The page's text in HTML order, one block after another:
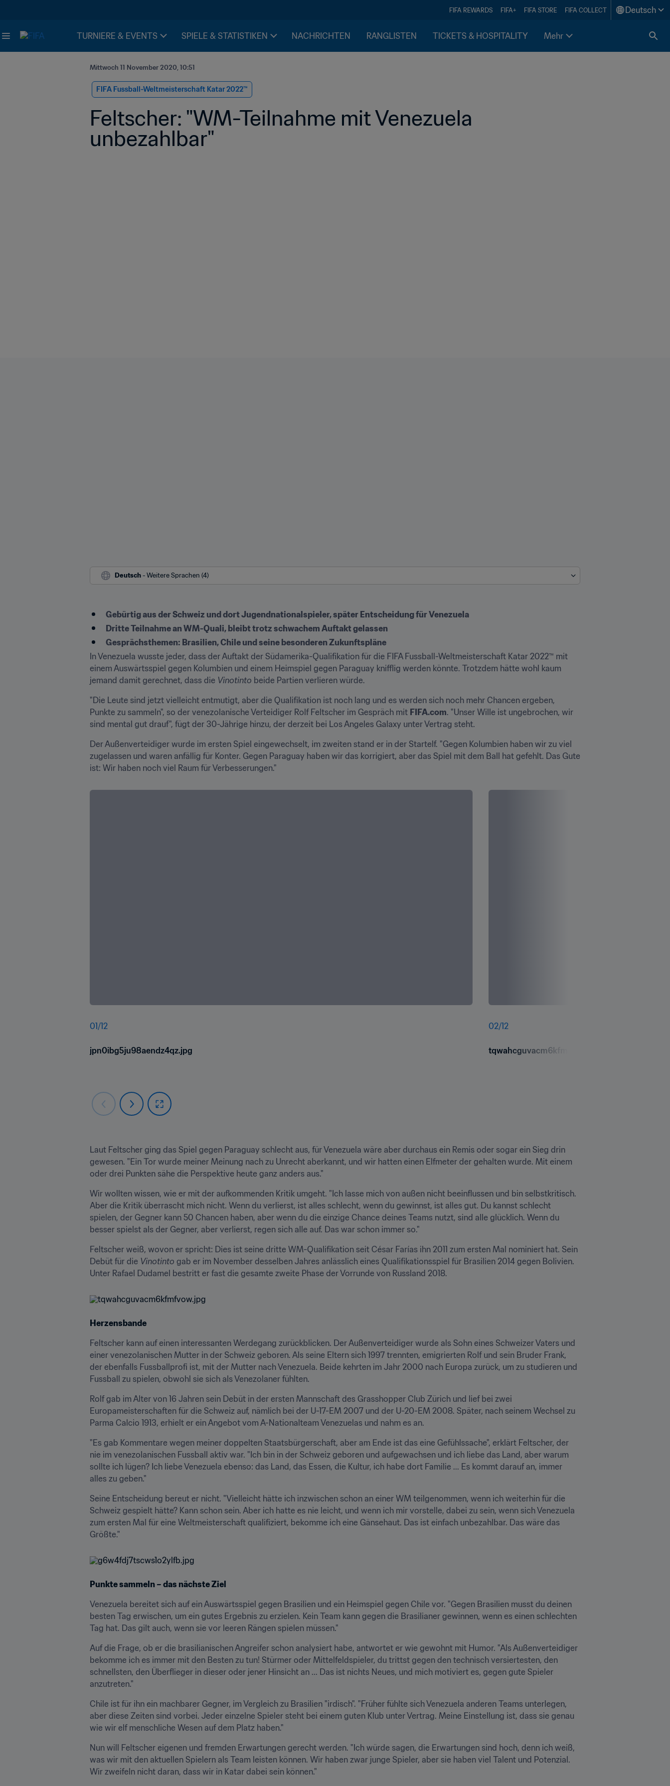
FIFA REWARDS FIFA+ FIFA STORE FIFA COLLECT Deutsch
TURNIERE & EVENTS SPIELE & STATISTIKEN NACHRICHTEN RANGLISTEN TICKETS & HOSPITALITY Mehr
Mittwoch 11 November 2020, 10:51
FIFA Fussball-Weltmeisterschaft Katar 2022™
Feltscher: "WM-Teilnahme mit Venezuela
unbezahlbar"
Deutsch - Weitere Sprachen (4)
Gebürtig aus der Schweiz und dort Jugendnationalspieler, später Entscheidung für Venezuela
Dritte Teilnahme an WM-Quali, bleibt trotz schwachem Auftakt gelassen
Gesprächsthemen: Brasilien, Chile und seine besonderen Zukunftspläne
In Venezuela wusste jeder, dass der Auftakt der Südamerika-Qualifikation für die FIFA Fussball-Weltmeisterschaft Katar 2022™ mit
einem Auswärtsspiel gegen Kolumbien und einem Heimspiel gegen Paraguay knifflig werden könnte. Trotzdem hätte wohl kaum
jemand damit gerechnet, dass die Vinotinto beide Partien verlieren würde.
"Die Leute sind jetzt vielleicht entmutigt, aber die Qualifikation ist noch lang und es werden sich noch mehr Chancen ergeben,
Punkte zu sammeln", so der venezolanische Verteidiger Rolf Feltscher im Gespräch mit FIFA.com. "Unser Wille ist ungebrochen, wir
sind mental gut drauf", fügt der 30-Jährige hinzu, der derzeit bei Los Angeles Galaxy unter Vertrag steht.
Der Außenverteidiger wurde im ersten Spiel eingewechselt, im zweiten stand er in der Startelf. "Gegen Kolumbien haben wir zu viel
zugelassen und waren anfällig für Konter. Gegen Paraguay haben wir das korrigiert, aber das Spiel mit dem Ball hat gefehlt. Das Gute
ist: Wir haben noch viel Raum für Verbesserungen."
01/12
jpn0ibg5ju98aendz4qz.jpg
02/12
tqwahcguvacm6kfmfvow.jpg
Laut Feltscher ging das Spiel gegen Paraguay schlecht aus, für Venezuela wäre aber durchaus ein Remis oder sogar ein Sieg drin
gewesen. "Ein Tor wurde meiner Meinung nach zu Unrecht aberkannt, und wir hatten einen Elfmeter der gehalten wurde. Mit einem
oder drei Punkten sähe die Perspektive heute ganz anders aus."
Wir wollten wissen, wie er mit der aufkommenden Kritik umgeht. "Ich lasse mich von außen nicht beeinflussen und bin selbstkritisch.
Aber die Kritik überrascht mich nicht. Wenn du verlierst, ist alles schlecht, wenn du gewinnst, ist alles gut. Du kannst schlecht
spielen, der Gegner kann 50 Chancen haben, aber wenn du die einzige Chance deines Teams nutzt, sind alle glücklich. Wenn du
besser spielst als der Gegner, aber verlierst, regen sich alle auf. Das war schon immer so."
Feltscher weiß, wovon er spricht: Dies ist seine dritte WM-Qualifikation seit César Farías ihn 2011 zum ersten Mal nominiert hat. Sein
Debüt für die Vinotinto gab er im November desselben Jahres anlässlich eines Qualifikationsspiel für Brasilien 2014 gegen Bolivien.
Unter Rafael Dudamel bestritt er fast die gesamte zweite Phase der Vorrunde von Russland 2018.
Herzensbande
Feltscher kann auf einen interessanten Werdegang zurückblicken. Der Außenverteidiger wurde als Sohn eines Schweizer Vaters und
einer venezolanischen Mutter in der Schweiz geboren. Als seine Eltern sich 1997 trennten, emigrierten Rolf und sein Bruder Frank,
der ebenfalls Fussballprofi ist, mit der Mutter nach Venezuela. Beide kehrten im Jahr 2000 nach Europa zurück, um zu studieren und
Fussball zu spielen, obwohl sie sich als Venezolaner fühlten.
Rolf gab im Alter von 16 Jahren sein Debüt in der ersten Mannschaft des Grasshopper Club Zürich und lief bei zwei
Europameisterschaften für die Schweiz auf, nämlich bei der U-17-EM 2007 und der U-20-EM 2008. Später, nach seinem Wechsel zu
Parma Calcio 1913, erhielt er ein Angebot vom A-Nationalteam Venezuelas und nahm es an.
"Es gab Kommentare wegen meiner doppelten Staatsbürgerschaft, aber am Ende ist das eine Gefühlssache", erklärt Feltscher, der
nie im venezolanischen Fussball aktiv war. "Ich bin in der Schweiz geboren und aufgewachsen und ich liebe das Land, aber warum
sollte ich lügen? Ich liebe Venezuela ebenso: das Land, das Essen, die Kultur, ich habe dort Familie ... Es kommt darauf an, immer
alles zu geben."
Seine Entscheidung bereut er nicht. "Vielleicht hätte ich inzwischen schon an einer WM teilgenommen, wenn ich weiterhin für die
Schweiz gespielt hätte? Kann schon sein. Aber ich hatte es nie leicht, und wenn ich mir vorstelle, dabei zu sein, wenn sich Venezuela
zum ersten Mal für eine Weltmeisterschaft qualifiziert, bekomme ich eine Gänsehaut. Das ist einfach unbezahlbar. Das wäre das
Größte."
Punkte sammeln – das nächste Ziel
Venezuela bereitet sich auf ein Auswärtsspiel gegen Brasilien und ein Heimspiel gegen Chile vor. "Gegen Brasilien musst du deinen
besten Tag erwischen, um ein gutes Ergebnis zu erzielen. Kein Team kann gegen die Brasilianer gewinnen, wenn es einen schlechten
Tag hat. Das gilt auch, wenn sie vor leeren Rängen spielen müssen."
Auf die Frage, ob er die brasilianischen Angreifer schon analysiert habe, antwortet er wie gewohnt mit Humor. "Als Außenverteidiger
bekomme ich es immer mit den Besten zu tun! Stürmer oder Mittelfeldspieler, du trittst gegen den technisch versiertesten, den
schnellsten, den Überflieger in dieser oder jener Hinsicht an ... Das ist nichts Neues, und mich motiviert es, gegen gute Spieler
anzutreten."
Chile ist für ihn ein machbarer Gegner, im Vergleich zu Brasilien "irdisch". "Früher fühlte sich Venezuela anderen Teams unterlegen,
aber diese Zeiten sind vorbei. Jeder einzelne Spieler steht bei einem guten Klub unter Vertrag. Meine Einstellung ist, dass sie genau
wie wir elf menschliche Wesen auf dem Platz haben."
Nun will Feltscher eigenen und fremden Erwartungen gerecht werden. "Ich würde sagen, die Erwartungen sind hoch, denn ich weiß,
was wir mit den aktuellen Spielern als Team leisten können. Wir haben zwar junge Spieler, aber sie haben viel Talent und Potenzial.
Wir zweifeln nicht daran, dass wir in Katar dabei sein können."